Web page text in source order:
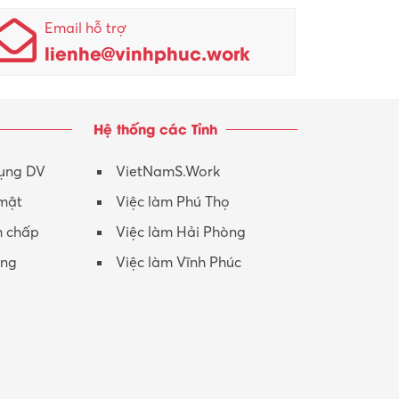
Nhân viên thu mua
Nhân viên CSKH
Phục vụ khác
Promotion Girl (PG)
KCN Sông Lô I
KCN Tam Dương
Email hỗ trợ
lienhe@vinhphuc.work
DV
chấp
Hệ thống các Tỉnh
VietNamS.Work
Việc làm Phú Thọ
Việc làm Hải Phòng
Việc làm Vĩnh Phúc